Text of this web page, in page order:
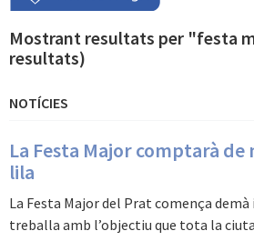
Mostrant resultats per "festa
resultats)
NOTÍCIES
La Festa Major comptarà
lila
La Festa Major del Prat comença demà
treballa amb l’objectiu que tota la